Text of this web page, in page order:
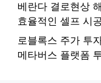
베란다 결로현상
효율적인 셀프 시
로블록스 주가 투
메타버스 플랫폼